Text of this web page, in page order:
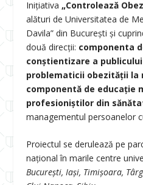
Inițiativa „Controlează
alături de Universitatea de
Davila” din București și
două direcții: componenta
conștientizare a
problematicii obezității la
componentă de educație
profesioniștilor din
managementul persoanelor
Proiectul se derulează pe
național în marile centre
București, Iași, Timișoara,